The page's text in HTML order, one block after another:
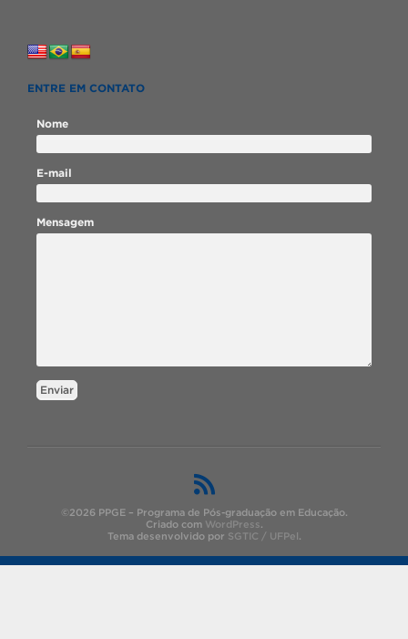
ENTRE EM CONTATO
Nome
E-mail
Mensagem
Enviar
©2026 PPGE – Programa de Pós-graduação em Educação.
Criado com WordPress.
Tema desenvolvido por SGTIC / UFPel.